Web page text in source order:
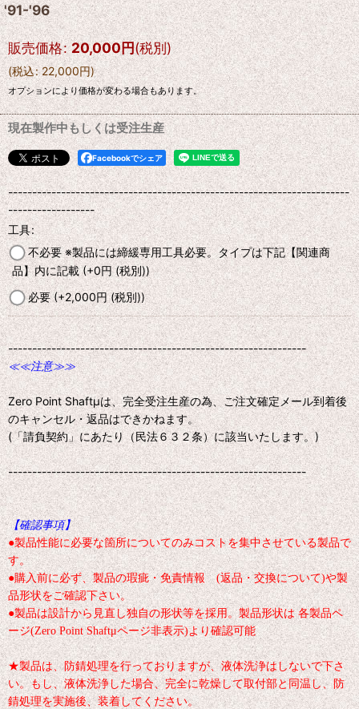
'91-'96
販売価格: 20,000円(税別)
(税込: 22,000円)
オプションにより価格が変わる場合もあります。
現在製作中もしくは受注生産
Facebookでシェア
-----------------------------------------------------------------------
------------------
工具:
不必要 ※製品には締緩専用工具必要。タイプは下記【関連商
品】内に記載(+0円 (税別))
必要(+2,000円 (税別))
--------------------------------------------------------------
≪≪注意≫≫
Zero Point Shaftμは、完全受注生産の為、ご注文確定メール到着後
のキャンセル・返品はできかねます。
(「請負契約」にあたり（民法６３２条）に該当いたします。)
--------------------------------------------------------------
【確認事項】
●製品性能に必要な箇所についてのみコストを集中させている製品で
す。
●購入前に必ず、製品の瑕疵・免責情報 (返品・交換について)や製
品形状をご確認下さい。
●製品は設計から見直し独自の形状等を採用。製品形状は 各製品ペ
ージ(Zero Point Shaftμページ非表示)より確認可能
★製品は、防錆処理を行っておりますが、液体洗浄はしないで下さ
い。もし、液体洗浄した場合、完全に乾燥して取付部と同温し、防
錆処理を実施後、装着してください。